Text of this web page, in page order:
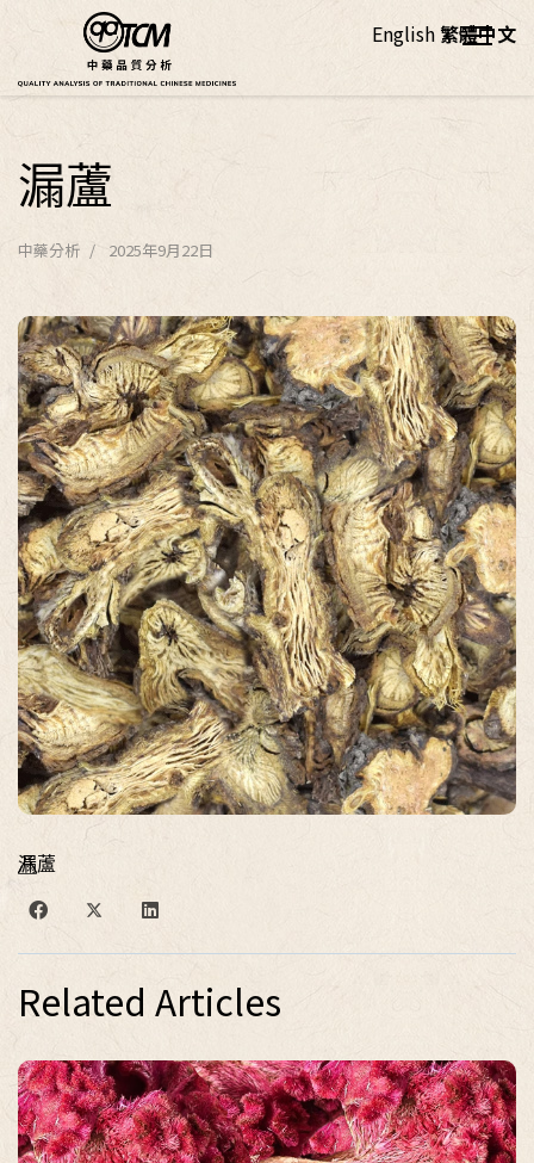
English 繁體中文
漏蘆
中藥分析 2025年9月22日
漏蘆
Related Articles